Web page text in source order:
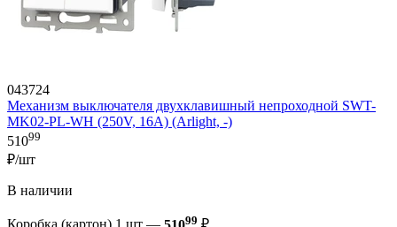
043724
Механизм выключателя двухклавишный непроходной SWT-
MK02-PL-WH (250V, 16A) (Arlight, -)
51099
₽/шт
В наличии
99